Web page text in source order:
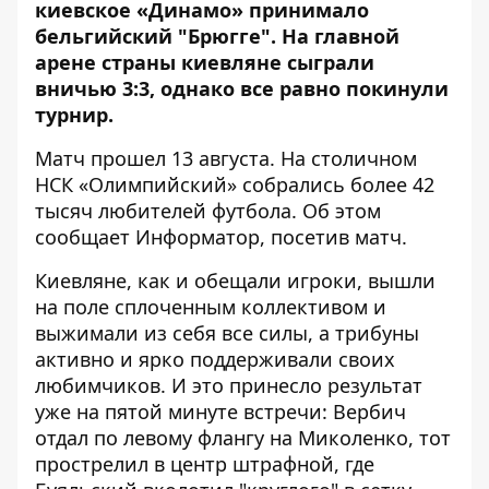
киевское «Динамо» принимало
бельгийский "Брюгге". На главной
арене страны киевляне сыграли
вничью 3:3, однако все равно покинули
турнир.
Матч прошел 13 августа. На столичном
НСК «Олимпийский» собрались более 42
тысяч любителей футбола. Об этом
сообщает Информатор, посетив матч.
Киевляне, как и обещали игроки, вышли
на поле сплоченным коллективом и
выжимали из себя все силы, а трибуны
активно и ярко поддерживали своих
любимчиков. И это принесло результат
уже на пятой минуте встречи: Вербич
отдал по левому флангу на Миколенко, тот
прострелил в центр штрафной, где